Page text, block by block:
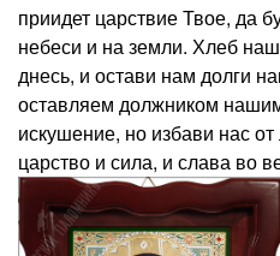
приидет царствие Твое, да
небеси и на земли. Хлеб
днесь, и остави нам долги
оставляем должником
искушение, но избави нас
царство и сила, и слава во